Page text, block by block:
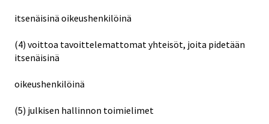
itsenäisinä oikeushenkilöinä
(4) voittoa tavoittelemattomat yhteisöt, joita pidetään
itsenäisinä
oikeushenkilöinä
(5) julkisen hallinnon toimielimet